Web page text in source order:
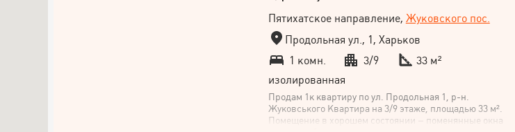
Пятихатское направление, Жуковского пос.
Продольная ул., 1, Харьков
1 комн.
3/9
33 м²
изолированная
Продам 1к квартиру по ул. Продольная 1, р-н.
Жуковського Квартира на 3/9 этаже, площадью 33 м².
Помещение в хорошем состоянии – поменянные окна